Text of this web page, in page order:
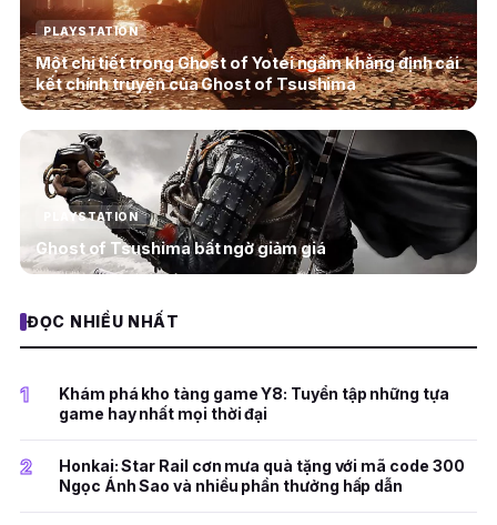
PLAYSTATION
Một chi tiết trong Ghost of Yotei ngầm khẳng định cái
kết chính truyện của Ghost of Tsushima
PLAYSTATION
Ghost of Tsushima bất ngờ giảm giá
ĐỌC NHIỀU NHẤT
1
Khám phá kho tàng game Y8: Tuyển tập những tựa
game hay nhất mọi thời đại
2
Honkai: Star Rail cơn mưa quà tặng với mã code 300
Ngọc Ánh Sao và nhiều phần thưởng hấp dẫn